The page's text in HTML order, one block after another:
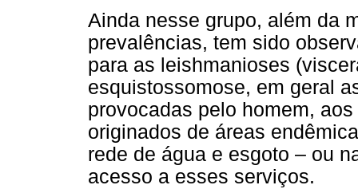
Ainda nesse grupo, além da
prevalências, tem sido
para as leishmanioses
esquistossomose, em geral
provocadas pelo homem,
originados de áreas
rede de água e esgoto – ou
acesso a esses serviços.